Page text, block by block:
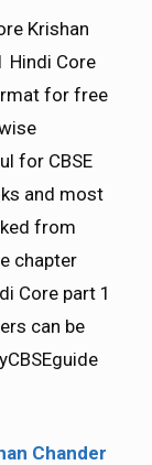
Krishan
Hindi Core
for free
for CBSE
and most
from
chapter
Core part 1
can be
Chander